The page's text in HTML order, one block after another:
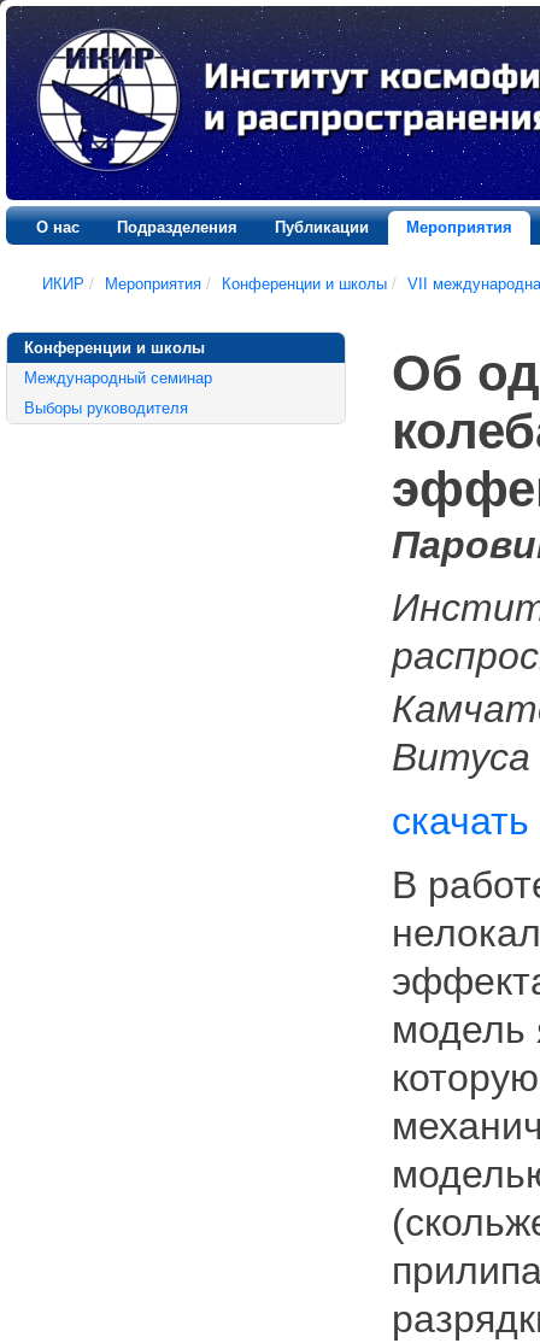
О нас Подразделения Публикации Мероприятия
ИКИР / Мероприятия / Конференции и школы / VII
Конференции и школы
Международный семинар
Выборы руководителя
Об
Витуса
скачать
В
модель